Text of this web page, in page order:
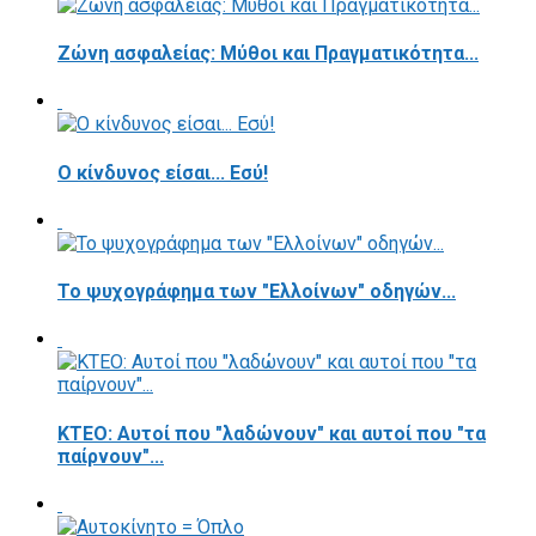
Ζώνη ασφαλείας: Μύθοι και Πραγματικότητα...
Ο κίνδυνος είσαι... Εσύ!
Το ψυχογράφημα των "Ελλοίνων" οδηγών...
ΚΤΕΟ: Αυτοί που "λαδώνουν" και αυτοί που "τα
παίρνουν"...